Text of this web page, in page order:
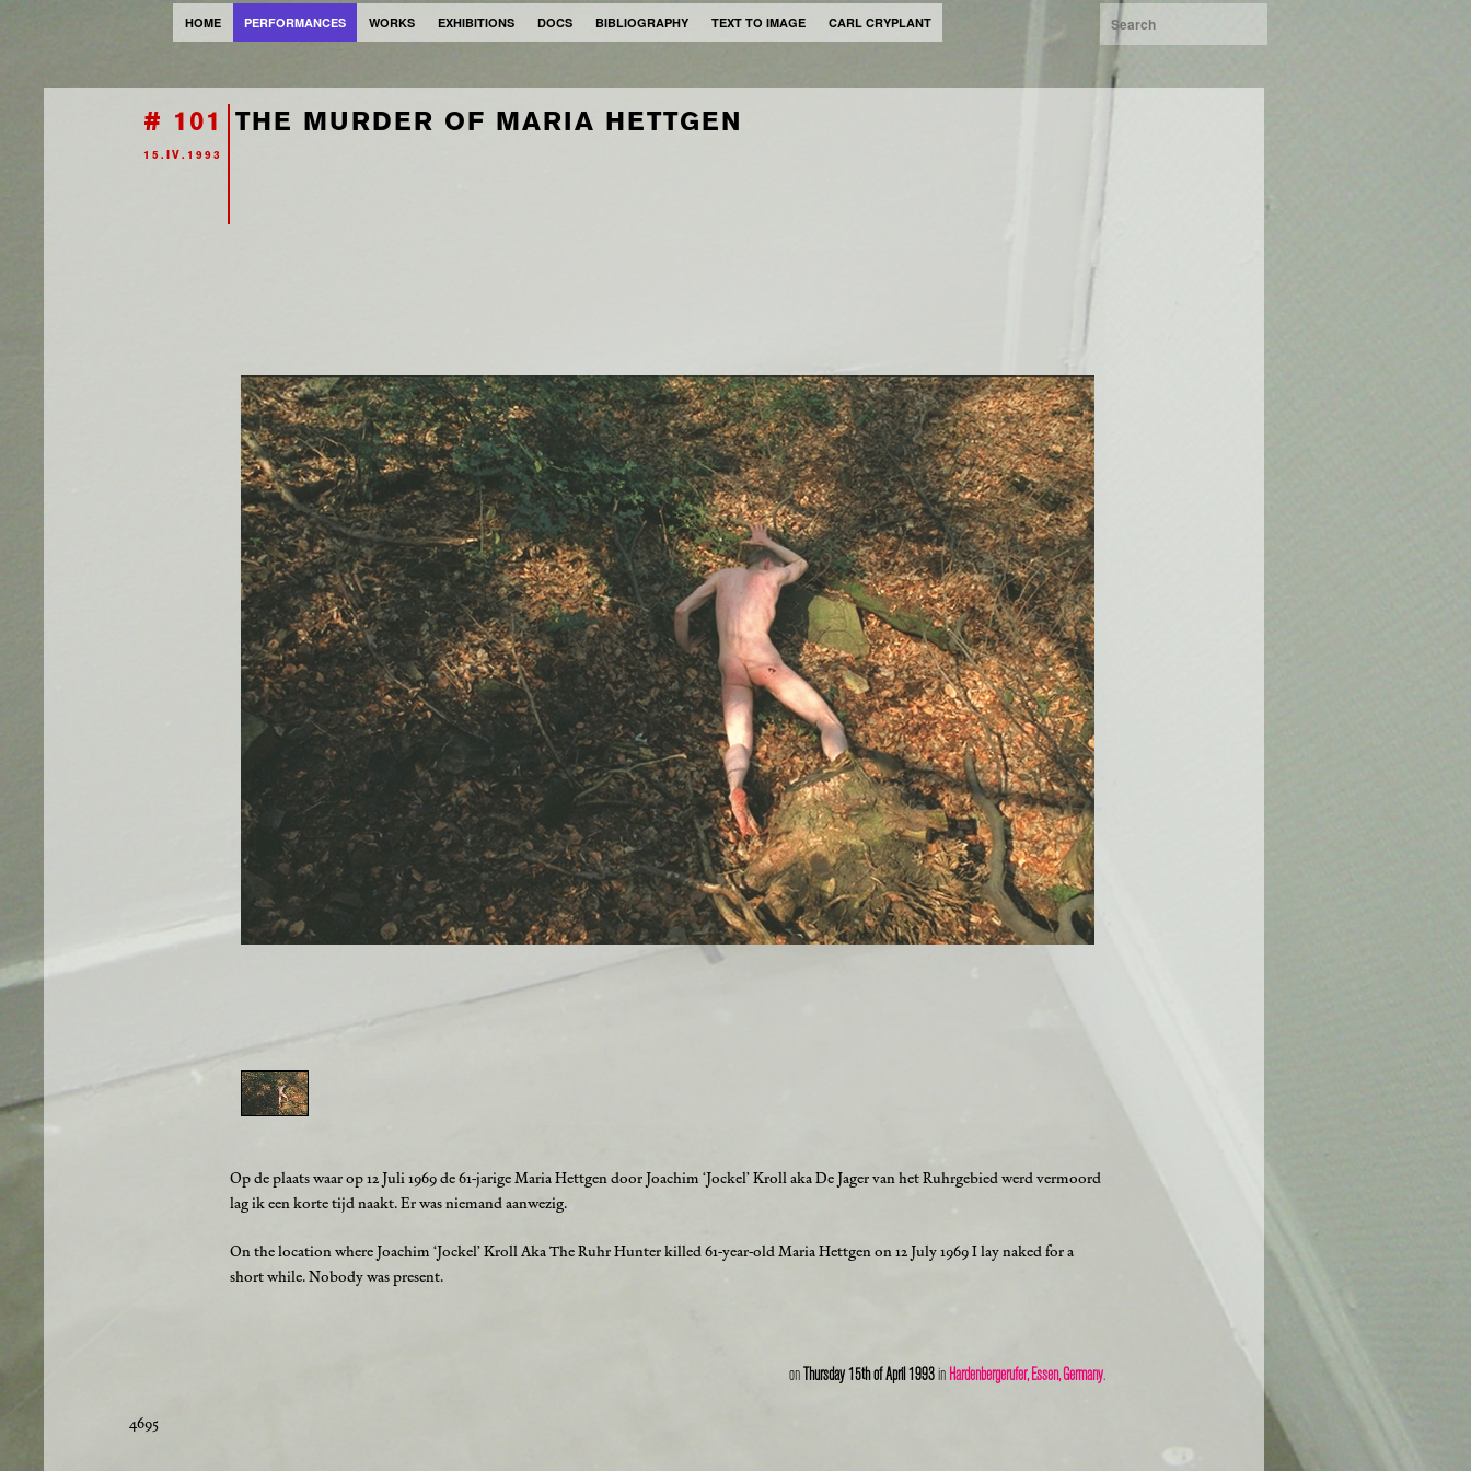
HOME PERFORMANCES WORKS EXHIBITIONS DOCS BIBLIOGRAPHY TEXT TO IMAGE CARL CRYPLANT
# 101
15.IV.1993
THE MURDER OF MARIA HETTGEN
Op de plaats waar op 12 Juli 1969 de 61-jarige Maria Hettgen door Joachim ‘Jockel’ Kroll aka De Jager van het Ruhrgebied werd vermoord
lag ik een korte tijd naakt. Er was niemand aanwezig.
On the location where Joachim ‘Jockel’ Kroll Aka The Ruhr Hunter killed 61-year-old Maria Hettgen on 12 July 1969 I lay naked for a
short while. Nobody was present.
onThursday 15th of April 1993in Hardenbergerufer, Essen, Germany.
4695